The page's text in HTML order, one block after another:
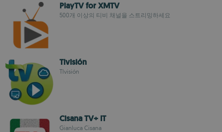
PlayTV for XMTV
500개 이상의 티비 채널을 스트리밍하세요
Tlvisión
Tlvisión
Cisana TV+ IT
Gianluca Cisana